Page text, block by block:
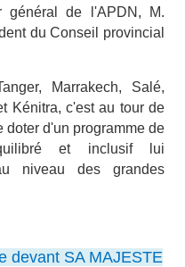
général de l'APDN, M.
du Conseil provincial
Marrakech, Salé,
Kénitra, c'est au tour de
doter d'un programme de
et inclusif lui
niveau des grandes
devant SA MAJESTE